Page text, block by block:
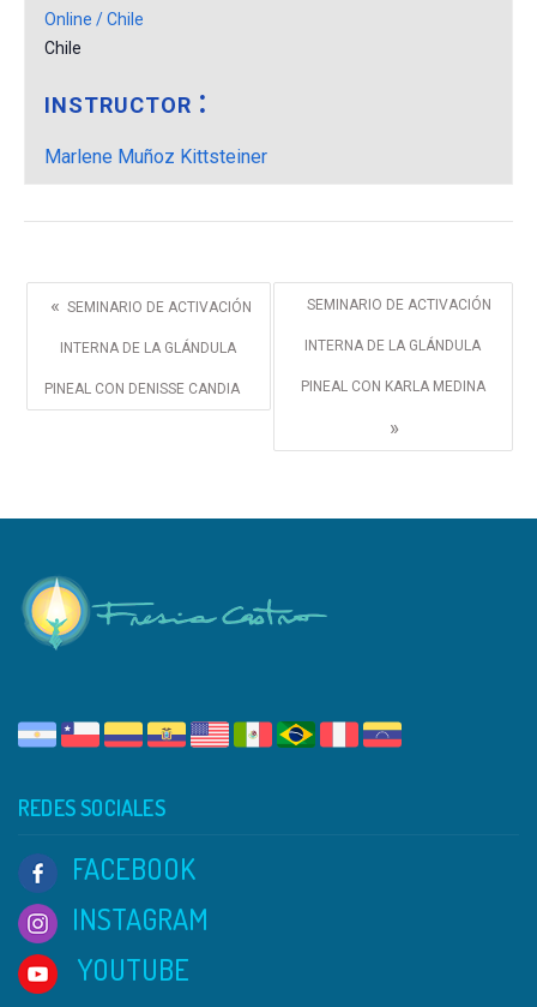
Online / Chile
Chile
INSTRUCTOR
Marlene Muñoz Kittsteiner
« SEMINARIO DE ACTIVACIÓN
INTERNA DE LA GLÁNDULA
PINEAL CON DENISSE CANDIA
SEMINARIO DE ACTIVACIÓN
INTERNA DE LA GLÁNDULA
PINEAL CON KARLA MEDINA
»
REDES SOCIALES
FACEBOOK
INSTAGRAM
YOUTUBE